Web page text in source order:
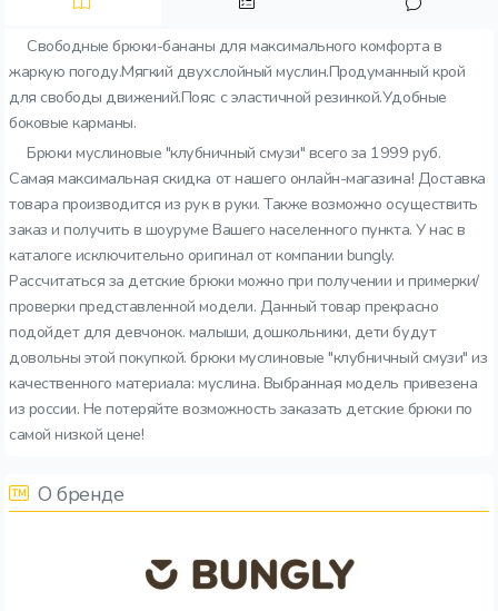
Свободные брюки-бананы для максимального комфорта в
жаркую погоду.Мягкий двухслойный муслин.Продуманный крой
для свободы движений.Пояс с эластичной резинкой.Удобные
боковые карманы.
Брюки муслиновые "клубничный смузи" всего за 1999 руб.
Самая максимальная скидка от нашего онлайн-магазина! Доставка
товара производится из рук в руки. Также возможно осуществить
заказ и получить в шоуруме Вашего населенного пункта. У нас в
каталоге исключительно оригинал от компании bungly.
Рассчитаться за детские брюки можно при получении и примерки/
проверки представленной модели. Данный товар прекрасно
подойдет для девчонок. малыши, дошкольники, дети будут
довольны этой покупкой. брюки муслиновые "клубничный смузи" из
качественного материала: муслина. Выбранная модель привезена
из россии. Не потеряйте возможность заказать детские брюки по
самой низкой цене!
О бренде